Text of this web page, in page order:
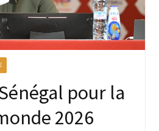
pour la
2026